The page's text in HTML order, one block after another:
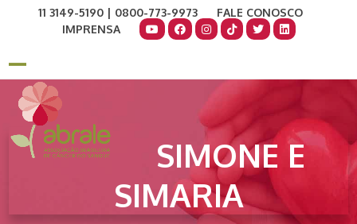
11 3149-5190 | 0800-773-9973
FALE CONOSCO
IMPRENSA
Open
mobile
menu
Close
mobile
menu
SIMONE E
SIMARIA